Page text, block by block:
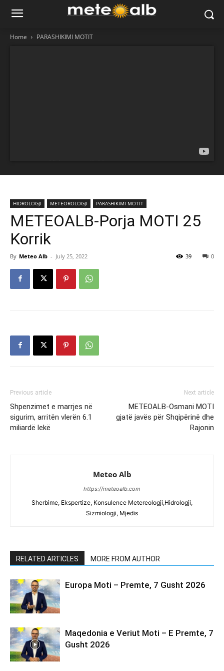
Home PARASHIKIMI MOTIT
HIDROLOGJI METEOROLOGJI PARASHIKIMI MOTIT
METEOALB-Porja MOTI 25
Korrik
By Meteo Alb - July 25, 2022 0
39
Previous article
Shpenzimet e marrjes në
sigurim, arritën vlerën 6.1
miliardë lekë
Next article
METEOALB-Osmani MOTI
gjatë javës për Shqipërinë dhe
Rajonin
Meteo Alb
https://meteoalb.com
Sherbime, Ekspertize, Konsulence Metereologji,Hidrologji,
Sizmiologji, Mjedis
RELATED ARTICLES MORE FROM AUTHOR
Europa Moti – Premte, 7 Gusht 2026
Maqedonia e Veriut Moti – E Premte, 7
Gusht 2026